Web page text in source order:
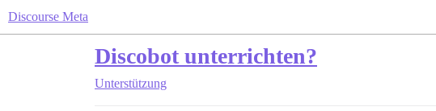
Discourse Meta
Discobot unterrichten?
Unterstützung